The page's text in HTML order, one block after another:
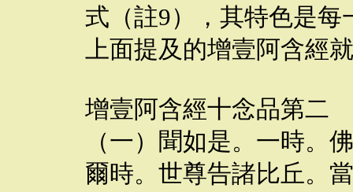
式（註9），其特色是
上面提及的增壹阿含經
增壹阿含經十念品第二
（一）聞如是。一時。
爾時。世尊告諸比丘。